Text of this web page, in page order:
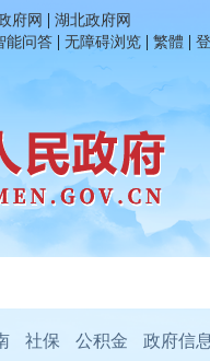
府网 | 湖北政府网
能问答 | 无障碍浏览 | 繁體 |
社保 公积金 政府信